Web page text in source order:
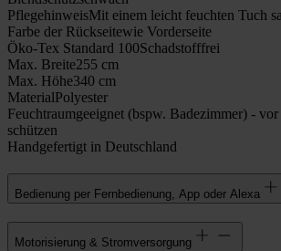
PflegehinweisMit einem leicht feuchten Tuch
Farbe der Rückseitewie Vorderseite
Öko-Tex Standard 100Schadstofffrei
Max. Breite255 cm
Max. Höhe340 cm
MaterialPolyester
Feuchtraumgeeignet (bspw. Badezimmer) -
schützen
Handgefertigt in Deutschland
Bedienung per Fernbedienung, App oder Alexa
Motorisierung & Stromversorgung